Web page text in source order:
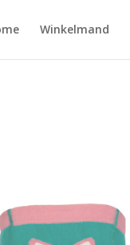
Winkelmand